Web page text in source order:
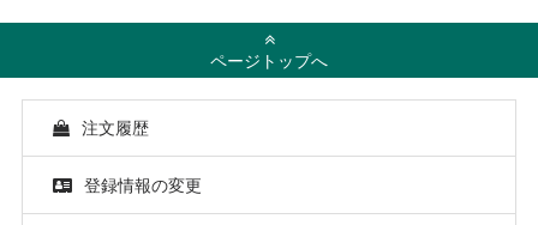
ページトップへ
注文履歴
登録情報の変更